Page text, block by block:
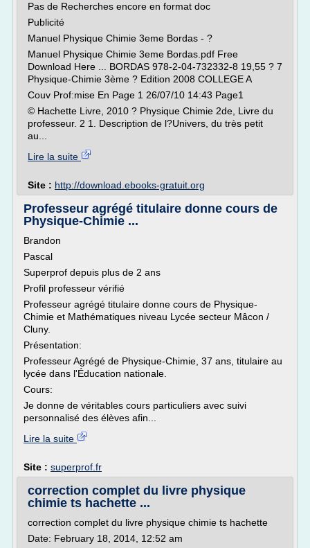
Pas de Recherches encore en format doc
Publicité
Manuel Physique Chimie 3eme Bordas - ?
Manuel Physique Chimie 3eme Bordas.pdf Free
Download Here ... BORDAS 978-2-04-732332-8 19,55 ? 7
Physique-Chimie 3ème ? Edition 2008 COLLEGE A
Couv Prof:mise En Page 1 26/07/10 14:43 Page1
© Hachette Livre, 2010 ? Physique Chimie 2de, Livre du
professeur. 2 1. Description de l?Univers, du très petit
au...
Lire la suite
Site : http://download.ebooks-gratuit.org
Professeur agrégé titulaire donne cours de
Physique-Chimie ...
Brandon
Pascal
Superprof depuis plus de 2 ans
Profil professeur vérifié
Professeur agrégé titulaire donne cours de Physique-
Chimie et Mathématiques niveau Lycée secteur Mâcon /
Cluny.
Présentation:
Professeur Agrégé de Physique-Chimie, 37 ans, titulaire au
lycée dans l'Éducation nationale.
Cours:
Je donne de véritables cours particuliers avec suivi
personnalisé des élèves afin...
Lire la suite
Site : superprof.fr
correction complet du livre physique
chimie ts hachette ...
correction complet du livre physique chimie ts hachette
Date: February 18, 2014, 12:52 am